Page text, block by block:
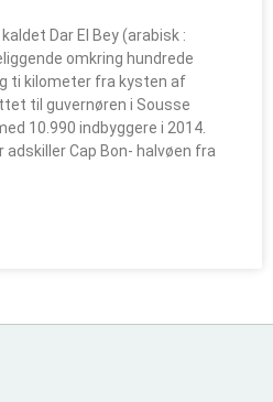
Dar El Bey (arabisk :
ti kilometer fra kysten af
til guvernøren i Sousse
10.990 indbyggere i 2014.
adskiller Cap Bon- halvøen fra